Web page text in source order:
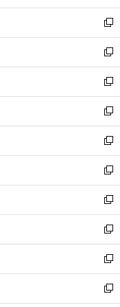
開
く
ウ
で
開
く
ン
ド
ウ
で
開
く
ウ
ィ
ン
ド
ウ
で
開
く
新
し
い
ウ
ィ
ン
ド
ウ
で
開
く
新
し
い
ウ
ィ
ン
ド
ウ
で
開
く
新
し
い
ウ
ィ
ン
ド
ウ
で
開
く
新
し
い
ウ
ィ
ン
ド
ウ
で
開
く
新
し
い
ウ
ィ
ン
ド
ウ
で
開
く
新
し
い
ウ
ィ
ン
ド
ウ
で
開
新
し
い
ウ
ィ
ン
ド
ウ
新
し
い
ウ
ィ
ン
新
し
い
新